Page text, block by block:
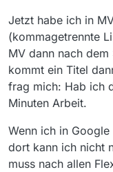
Jetzt habe ich in
(kommagetrennte
MV dann nach
kommt ein Titel
frag mich: Hab ich
Minuten Arbeit.
Wenn ich in
dort kann ich nicht
muss nach allen